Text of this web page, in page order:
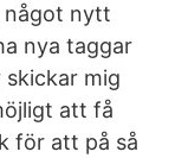
något nytt
nya taggar
skickar mig
att få
för att på så